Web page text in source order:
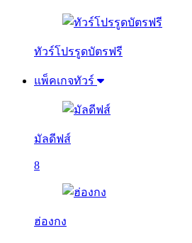
ทัวร์โปรรูดบัตรฟรี
แพ็คเกจทัวร์
มัลดีฟส์
8
ฮ่องกง